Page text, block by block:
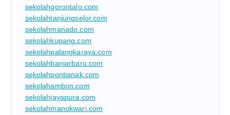
sekolahgorontalo.com
sekolahtanjungselor.com
sekolahmanado.com
sekolahkupang.com
sekolahpalangkaraya.com
sekolahbanjarbaru.com
sekolahpontianak.com
sekolahambon.com
sekolahjayapura.com
sekolahmanokwari.com